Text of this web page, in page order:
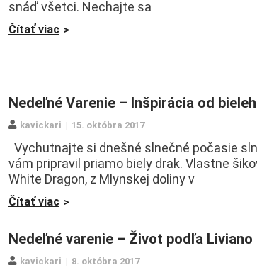
snáď všetci. Nechajte sa
Čítať viac
Nedeľné Varenie – Inšpirácia od
kavickari 15. októbra 2017
Vychutnajte si dnešné slnečné počasie
vám pripravil priamo biely drak. Vlastne
White Dragon, z Mlynskej doliny v
Čítať viac
Nedeľné varenie – Život podľa Liviano
kavickari 8. októbra 2017